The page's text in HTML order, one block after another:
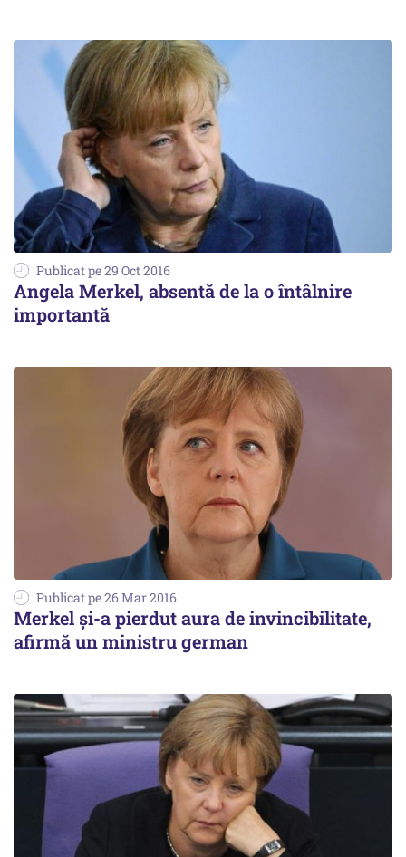
Publicat pe 29 Oct 2016
Angela Merkel, absentă de la o întâlnire
importantă
Publicat pe 26 Mar 2016
Merkel și-a pierdut aura de invincibilitate,
afirmă un ministru german